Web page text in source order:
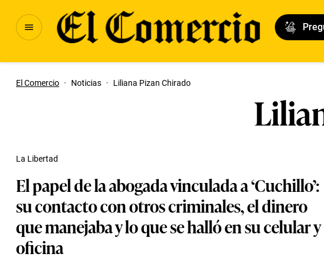
El Comercio · Noticias · Liliana Pizan Chirado
El papel de la abogada vinculada a ‘Cuchillo’:
su contacto con otros criminales, el dinero
que manejaba y lo que se halló en su celular y
oficina
La Libertad